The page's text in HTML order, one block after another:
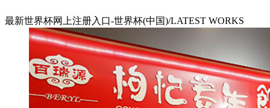
最新世界杯网上注册入口-世界杯(中国)/LATEST WORKS